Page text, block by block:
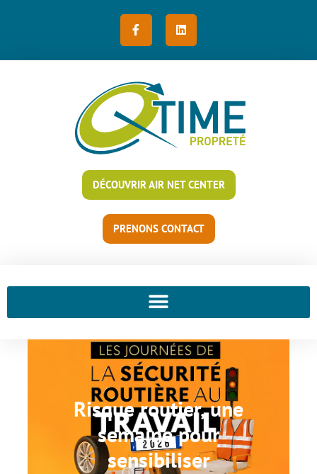
DÉCOUVRIR AIR NET CENTER
PRENONS CONTACT
Risque routier, une
semaine pour
sensibiliser